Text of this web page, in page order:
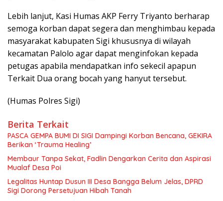
Lebih lanjut, Kasi Humas AKP Ferry Triyanto berharap
semoga korban dapat segera dan menghimbau kepada
masyarakat kabupaten Sigi khususnya di wilayah
kecamatan Palolo agar dapat menginfokan kepada
petugas apabila mendapatkan info sekecil apapun
Terkait Dua orang bocah yang hanyut tersebut.
(Humas Polres Sigi)
Berita Terkait
PASCA GEMPA BUMI DI SIGI Dampingi Korban Bencana, GEKIRA
Berikan ‘Trauma Healing’
Membaur Tanpa Sekat, Fadlin Dengarkan Cerita dan Aspirasi
Mualaf Desa Poi
Legalitas Huntap Dusun III Desa Bangga Belum Jelas, DPRD
Sigi Dorong Persetujuan Hibah Tanah